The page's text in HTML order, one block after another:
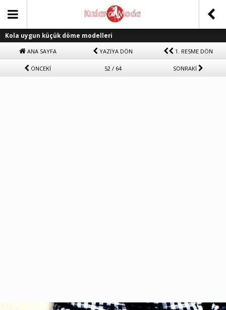
Kola uygun küçük döme modelleri
ANA SAYFA YAZIYA DÖN 1. RESME DÖN
ÖNCEKİ 52 / 64 SONRAKİ